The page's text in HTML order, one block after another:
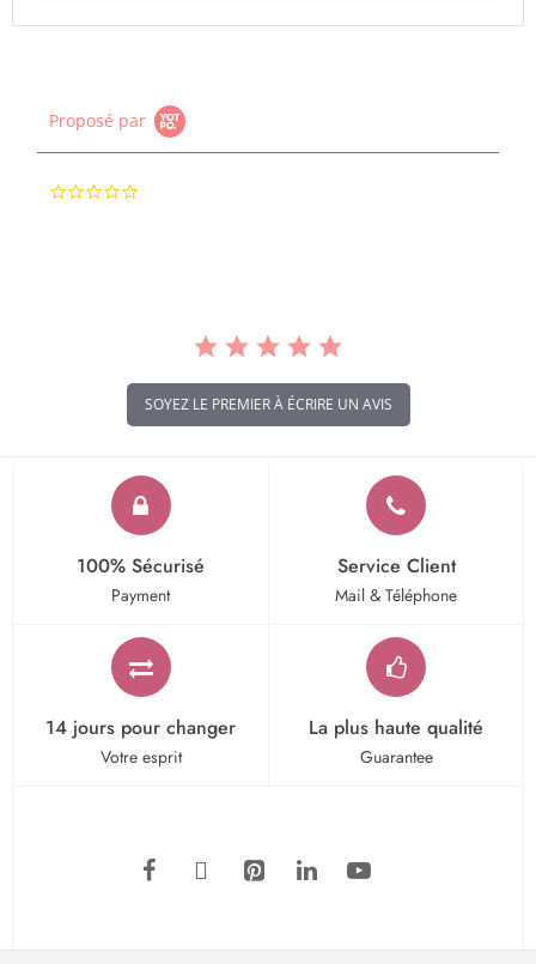
Proposé par
SOYEZ LE PREMIER À ÉCRIRE UN AVIS
100% Sécurisé
Payment
Service Client
Mail & Téléphone
14 jours pour changer
Votre esprit
La plus haute qualité
Guarantee